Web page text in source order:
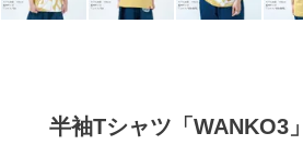
半袖Tシャツ「WANKO3